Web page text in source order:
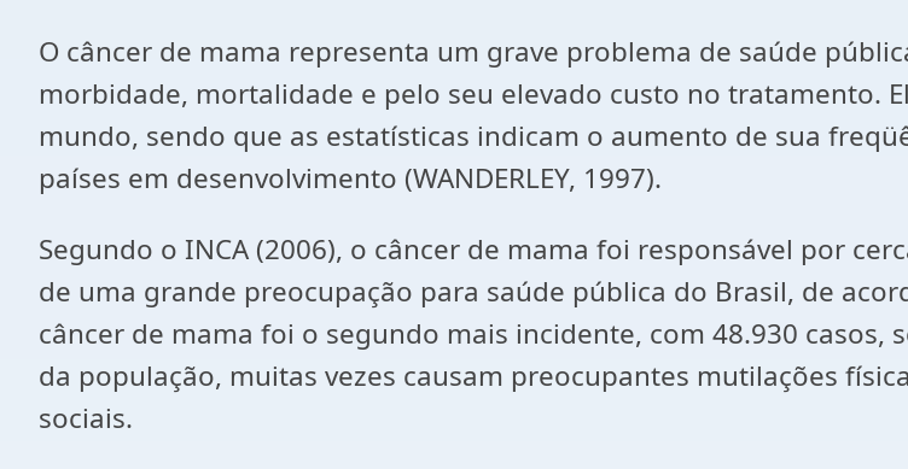
O câncer de mama representa um grave problema de saúde
morbidade, mortalidade e pelo seu elevado custo no tratamento.
mundo, sendo que as estatísticas indicam o aumento de sua
países em desenvolvimento (WANDERLEY, 1997).
Segundo o INCA (2006), o câncer de mama foi responsável por
de uma grande preocupação para saúde pública do Brasil, de
câncer de mama foi o segundo mais incidente, com 48.930
da população, muitas vezes causam preocupantes mutilações
sociais.